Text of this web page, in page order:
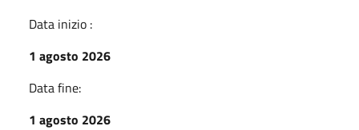
Data inizio :
1 agosto 2026
Data fine:
1 agosto 2026